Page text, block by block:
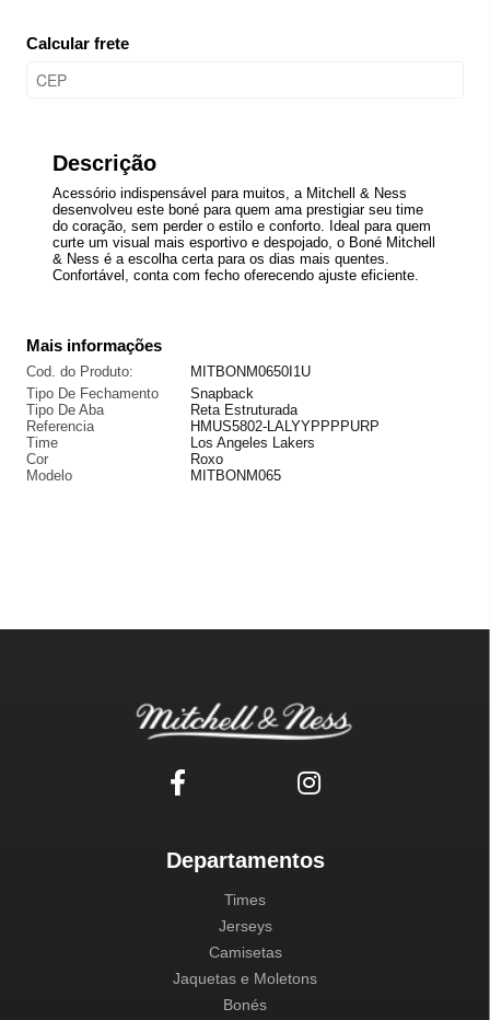
Calcular frete
Descrição
Acessório indispensável para muitos, a Mitchell & Ness
desenvolveu este boné para quem ama prestigiar seu time
do coração, sem perder o estilo e conforto. Ideal para quem
curte um visual mais esportivo e despojado, o Boné Mitchell
& Ness é a escolha certa para os dias mais quentes.
Confortável, conta com fecho oferecendo ajuste eficiente.
Mais informações
Cod. do Produto:
MITBONM0650I1U
Tipo De Fechamento
Snapback
Tipo De Aba
Reta Estruturada
Referencia
HMUS5802-LALYYPPPPURP
Time
Los Angeles Lakers
Cor
Roxo
Modelo
MITBONM065
Departamentos
Times
Jerseys
Camisetas
Jaquetas e Moletons
Bonés